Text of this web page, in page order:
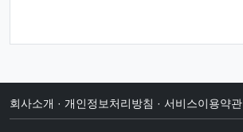
회사소개 · 개인정보처리방침 · 서비스이용약관